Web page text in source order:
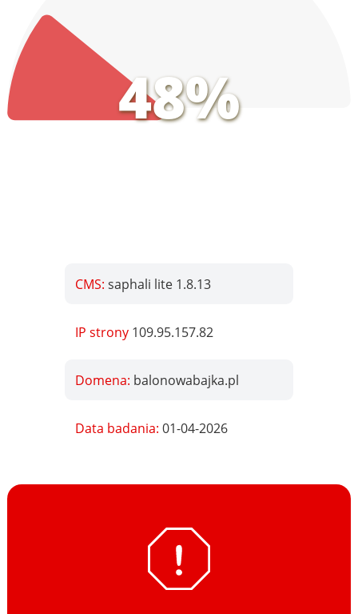
48%
CMS:saphali lite 1.8.13
IP strony 109.95.157.82
Domena: balonowabajka.pl
Data badania:01-04-2026